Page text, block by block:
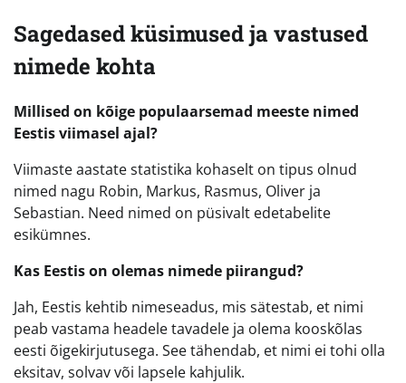
Sagedased küsimused ja vastused
nimede kohta
Millised on kõige populaarsemad meeste nimed
Eestis viimasel ajal?
Viimaste aastate statistika kohaselt on tipus olnud
nimed nagu Robin, Markus, Rasmus, Oliver ja
Sebastian. Need nimed on püsivalt edetabelite
esikümnes.
Kas Eestis on olemas nimede piirangud?
Jah, Eestis kehtib nimeseadus, mis sätestab, et nimi
peab vastama headele tavadele ja olema kooskõlas
eesti õigekirjutusega. See tähendab, et nimi ei tohi olla
eksitav, solvav või lapsele kahjulik.